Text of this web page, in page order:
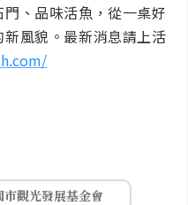
、品味活魚，從一桌好
風貌。最新消息請上活
市觀光發展基金會